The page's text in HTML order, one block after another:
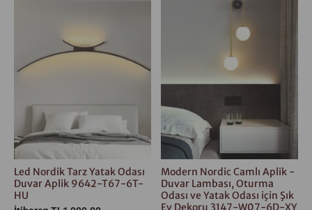
Led Nordik Tarz Yatak Odası
Duvar Aplik 9642-T67-6T-
HU
Modern Nordic Camlı Aplik -
Duvar Lambası, Oturma
Odası ve Yatak Odası için Şık
Ev Dekoru 3147-W07-6D-XY